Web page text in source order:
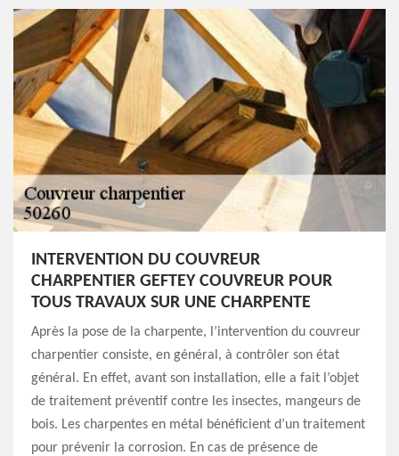
INTERVENTION DU COUVREUR
CHARPENTIER GEFTEY COUVREUR POUR
TOUS TRAVAUX SUR UNE CHARPENTE
Après la pose de la charpente, l’intervention du couvreur
charpentier consiste, en général, à contrôler son état
général. En effet, avant son installation, elle a fait l’objet
de traitement préventif contre les insectes, mangeurs de
bois. Les charpentes en métal bénéficient d’un traitement
pour prévenir la corrosion. En cas de présence de